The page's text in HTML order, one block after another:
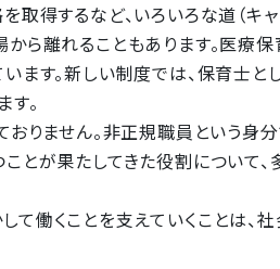
得するなど、いろいろな道（キャ
ら離れることもあります。医療
ます。新しい制度では、保育士
。
りません。非正規職員という身
が果たしてきた役割について、
働くことを支えていくことは、